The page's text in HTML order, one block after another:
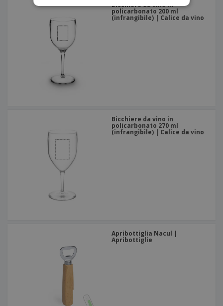
Bicchiere da vino in
policarbonato 200 ml
(infrangibile) | Calice da vino
Bicchiere da vino in
policarbonato 270 ml
(infrangibile) | Calice da vino
Apribottiglia Nacul |
Apribottiglie